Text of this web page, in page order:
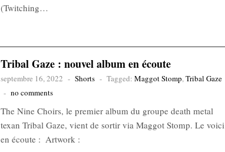
(Twitching…
Tribal Gaze : nouvel album en écoute
septembre 16, 2022 - Shorts - Tagged: Maggot Stomp,Tribal Gaze
- no comments
The Nine Choirs, le premier album du groupe death metal
texan Tribal Gaze, vient de sortir via Maggot Stomp. Le voici
en écoute : Artwork :
12,90€